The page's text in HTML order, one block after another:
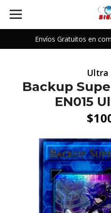
Envíos Gratuitos en
Ultra
Backup
EN015